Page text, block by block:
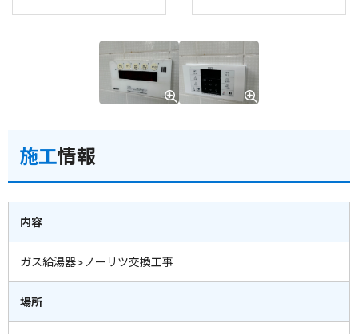
施工情報
内容
ガス給湯器>ノーリツ交換工事
場所